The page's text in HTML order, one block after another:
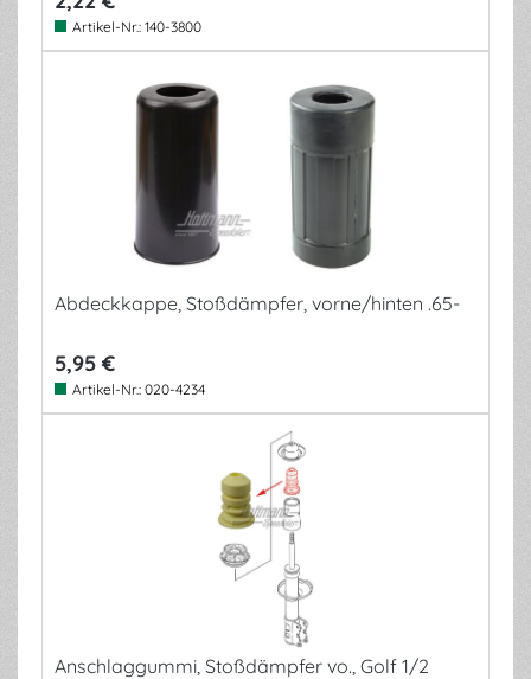
Artikel-Nr.: 140-3800
Abdeckkappe, Stoßdämpfer, vorne/hinten .65-
5,95 €
Artikel-Nr.: 020-4234
Anschlaggummi, Stoßdämpfer vo., Golf 1/2